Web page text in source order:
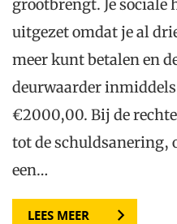
grootbrengt. Je
uitgezet omdat je al
meer kunt betalen en
deurwaarder
€2000,00. Bij de
tot de schuldsanering,
een…
LEES MEER